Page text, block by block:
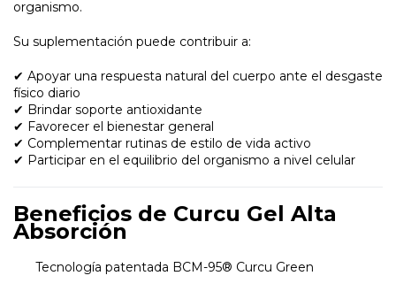
organismo.
Su suplementación puede contribuir a:
✔ Apoyar una respuesta natural del cuerpo ante el desgaste
físico diario
✔ Brindar soporte antioxidante
✔ Favorecer el bienestar general
✔ Complementar rutinas de estilo de vida activo
✔ Participar en el equilibrio del organismo a nivel celular
Beneficios de Curcu Gel Alta
Absorción
Tecnología patentada BCM-95® Curcu Green